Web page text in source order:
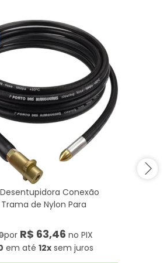
Conexão
de Nylon Para
por R$ 63,46 no PIX
em até 12x sem juros